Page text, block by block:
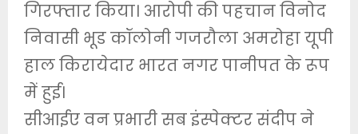
गिरफ्तार किया। आरोपी की पहचान विनोद
निवासी भूड कॉलोनी गजरौला अमरोहा यूपी
हाल किरायेदार भारत नगर पानीपत के रूप
में हुई।
सीआईए वन प्रभारी सब इंस्पेक्टर संदीप ने